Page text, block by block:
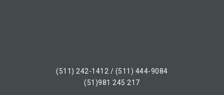
(511) 242-1412 / (511) 444-9084
(51)981 245 217